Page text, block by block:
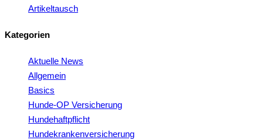
Artikeltausch
Kategorien
Aktuelle News
Allgemein
Basics
Hunde-OP Versicherung
Hundehaftpflicht
Hundekrankenversicherung